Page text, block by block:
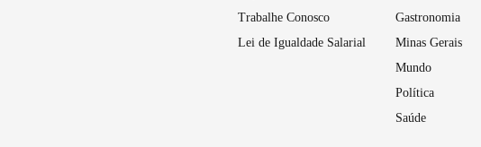
Trabalhe Conosco
Lei de Igualdade Salarial
Gastronomia
Minas Gerais
Mundo
Política
Saúde